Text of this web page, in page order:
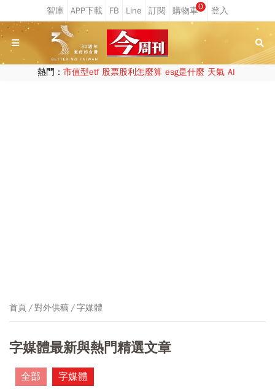
0
熱門： 市值型etf 股票股利怎麼算 esg是什麼 天氣 AI
首頁 對外供稿 字媒體
字媒體最新與熱門精選文章
全部 字媒體